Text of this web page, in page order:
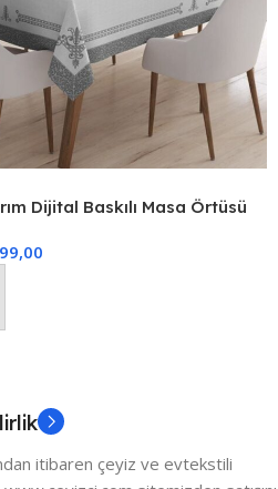
Dijital Baskılı Masa Örtüsü
itibaren çeyiz ve evtekstili